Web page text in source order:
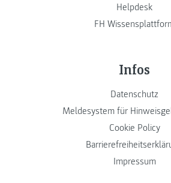
Helpdesk
FH
Infos
Datenschutz
Meldesystem für
Cookie Policy
Impressum